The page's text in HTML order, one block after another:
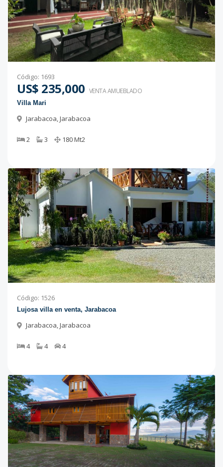
Código: 1693
US$ 235,000 VENTA AMUEBLADO
Villa Mari
Jarabacoa,Jarabacoa
2 3 180Mt2
Código: 1526
Lujosa villa en venta, Jarabacoa
Jarabacoa,Jarabacoa
4 4 4